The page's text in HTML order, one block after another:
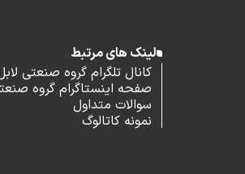
لینک های مرتبط
کانال تلگرام گروه صنعتی
صفحه اینستاگرام گروه
سوالات متداول
نمونه کاتالوگ